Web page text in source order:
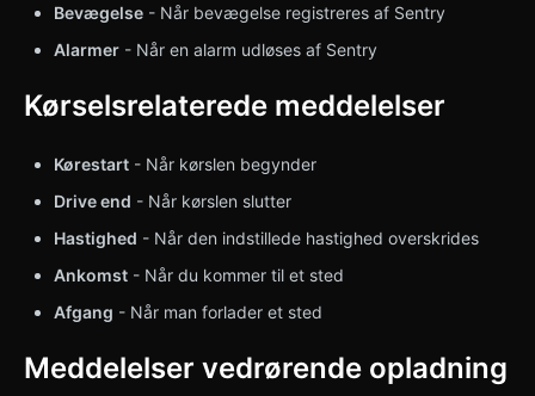
Bevægelse - Når bevægelse registreres af Sentry
Alarmer - Når en alarm udløses af Sentry
Kørselsrelaterede meddelelser
Kørestart - Når kørslen begynder
Drive end - Når kørslen slutter
Hastighed - Når den indstillede hastighed overskrides
Ankomst - Når du kommer til et sted
Afgang - Når man forlader et sted
Meddelelser vedrørende opladning